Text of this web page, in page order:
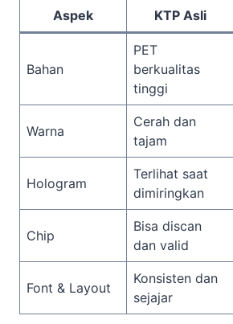
Aspek KTP Asli
Bahan
PET
berkualitas
tinggi
Warna
Cerah dan
tajam
Hologram
Terlihat saat
dimiringkan
Chip
Bisa discan
dan valid
Font & Layout
Konsisten dan
sejajar